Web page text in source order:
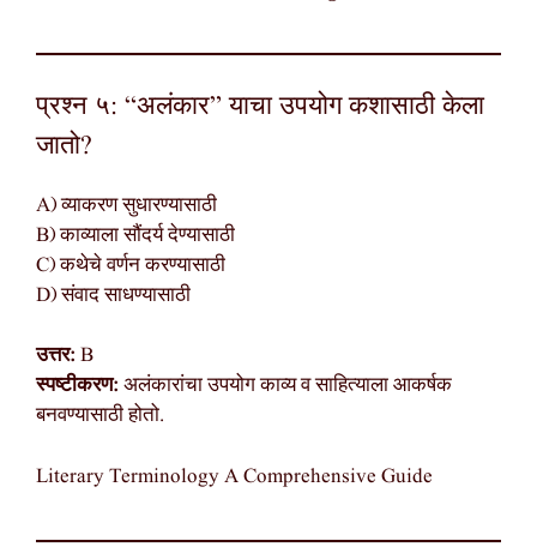
प्रश्न ५: “अलंकार” याचा उपयोग कशासाठी केला
जातो?
A) व्याकरण सुधारण्यासाठी
B) काव्याला सौंदर्य देण्यासाठी
C) कथेचे वर्णन करण्यासाठी
D) संवाद साधण्यासाठी
उत्तर: B
स्पष्टीकरण: अलंकारांचा उपयोग काव्य व साहित्याला आकर्षक
बनवण्यासाठी होतो.
Literary Terminology A Comprehensive Guide